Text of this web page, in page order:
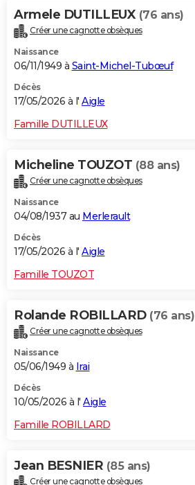
Armele DUTILLEUX (76 ans)
Créer une cagnotte obsèques
Naissance
06/11/1949 à Saint-Michel-Tubœuf
Décès
17/05/2026 à l' Aigle
Famille DUTILLEUX
Micheline TOUZOT (88 ans)
Créer une cagnotte obsèques
Naissance
04/08/1937 au Merlerault
Décès
17/05/2026 à l' Aigle
Famille TOUZOT
Rolande ROBILLARD (76 ans)
Créer une cagnotte obsèques
Naissance
05/06/1949 à Irai
Décès
10/05/2026 à l' Aigle
Famille ROBILLARD
Jean BESNIER (85 ans)
Créer une cagnotte obsèques